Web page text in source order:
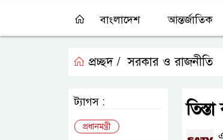
বাংলাদেশ আন্তর্জাতিক
প্রচ্ছদ / সরকার ও রাজনীতি
ট্যাগস :
প্রধানমন্ত্রী